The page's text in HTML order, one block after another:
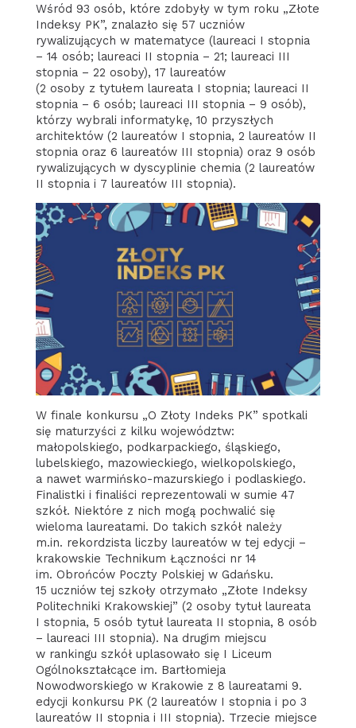
Wśród 93 osób, które zdobyły w tym roku „Złote
Indeksy PK”, znalazło się 57 uczniów
rywalizujących w matematyce (laureaci I stopnia
– 14 osób; laureaci II stopnia – 21; laureaci III
stopnia – 22 osoby), 17 laureatów
(2 osoby z tytułem laureata I stopnia; laureaci II
stopnia – 6 osób; laureaci III stopnia – 9 osób),
którzy wybrali informatykę, 10 przyszłych
architektów (2 laureatów I stopnia, 2 laureatów II
stopnia oraz 6 laureatów III stopnia) oraz 9 osób
rywalizujących w dyscyplinie chemia (2 laureatów
II stopnia i 7 laureatów III stopnia).
W finale konkursu „O Złoty Indeks PK” spotkali
się maturzyści z kilku województw:
małopolskiego, podkarpackiego, śląskiego,
lubelskiego, mazowieckiego, wielkopolskiego,
a nawet warmińsko-mazurskiego i podlaskiego.
Finalistki i finaliści reprezentowali w sumie 47
szkół. Niektóre z nich mogą pochwalić się
wieloma laureatami. Do takich szkół należy
m.in. rekordzista liczby laureatów w tej edycji –
krakowskie Technikum Łączności nr 14
im. Obrońców Poczty Polskiej w Gdańsku.
15 uczniów tej szkoły otrzymało „Złote Indeksy
Politechniki Krakowskiej” (2 osoby tytuł laureata
I stopnia, 5 osób tytuł laureata II stopnia, 8 osób
– laureaci III stopnia). Na drugim miejscu
w rankingu szkół uplasowało się I Liceum
Ogólnokształcące im. Bartłomieja
Nowodworskiego w Krakowie z 8 laureatami 9.
edycji konkursu PK (2 laureatów I stopnia i po 3
laureatów II stopnia i III stopnia). Trzecie miejsce